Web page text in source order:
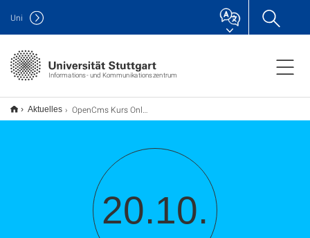
Informations- und Kommunikationszentrum
Uni
Aktuelles OpenCms Kurs Online: Teil I.+ II.+ III. (in 3 Teilen jeweils ca. 2 Std.)
20.10.